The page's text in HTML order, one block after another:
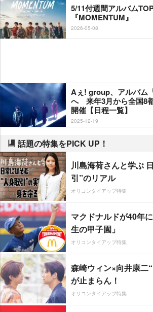
5/11付週間アルバム
『MOMENTUM』
2026-05-08
Aぇ! group、アルバム
へ 来年3月から全国8
開催【日程一覧】
2025-12-19
話題の特集をPICK UP！
川島海荷さんと学ぶ
引”のリアル
オリコンタイアップ特集
マクドナルドが40年
生の甲子園」
オリコンタイアップ特集
森崎ウィン×向井康二
が止まらん！
オリコンタイアップ特集